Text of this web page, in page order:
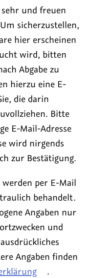
und freuen
sicherzustellen,
hier erscheinen
wird, bitten
Abgabe zu
hierzu eine E-
die darin
Bitte
E-Mail-Adresse
wird nirgends
zur Bestätigung.
per E-Mail
behandelt.
Angaben nur
und
Angaben finden
.